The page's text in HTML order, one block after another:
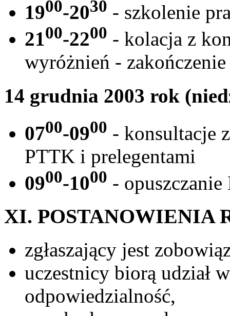
1900-2030 - szkolenie
2100-2200 - kolacja z
wyróżnień -
14 grudnia 2003 rok
0700-0900 - konsultacje
PTTK i prelegentami
0900-1000 -
XI. POSTANOWIENIA
zgłaszający jest
uczestnicy biorą udział
odpowiedzialność,